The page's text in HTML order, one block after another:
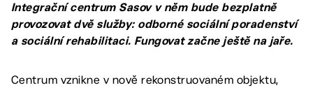
Integrační centrum Sasov v něm bude bezplatně
provozovat dvě služby: odborné sociální poradenství
a sociální rehabilitaci. Fungovat začne ještě na jaře.
Centrum vznikne v nově rekonstruovaném objektu,